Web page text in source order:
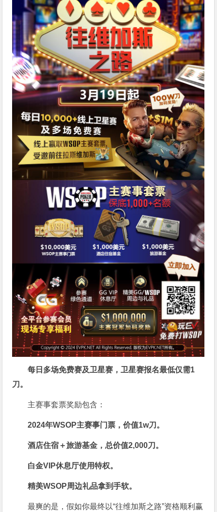
每日多场免费赛及卫星赛，卫星赛报名最低仅需1
刀 。
主赛事套票奖励包含：
2024年WSOP主赛事门票，价值1w刀 。
酒店住宿＋旅游基金，总价值2,000刀。
白金VIP休息厅使用特权。
精美WSOP周边礼品拿到手软。
最爽的是，假如你最终以“往维加斯之路”资格顺利赢